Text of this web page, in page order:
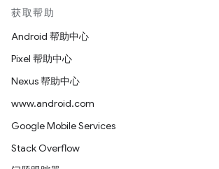
获取帮助
Android 帮助中心
Pixel 帮助中心
Nexus 帮助中心
www.android.com
Google Mobile Services
Stack Overflow